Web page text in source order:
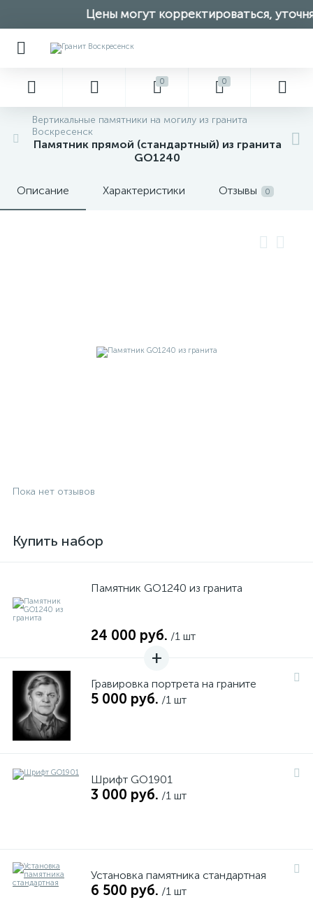
Цены могут корректироваться,
0 0
Вертикальные памятники на могилу из гранита
Воскресенск
Памятник прямой (стандартный) из гранита
GO1240
Описание Характеристики Отзывы 0
Пока нет отзывов
Купить набор
Памятник GO1240 из гранита
24 000 руб. /1 шт
Гравировка портрета на граните
5 000 руб. /1 шт
Шрифт GO1901
3 000 руб. /1 шт
Установка памятника стандартная
6 500 руб. /1 шт